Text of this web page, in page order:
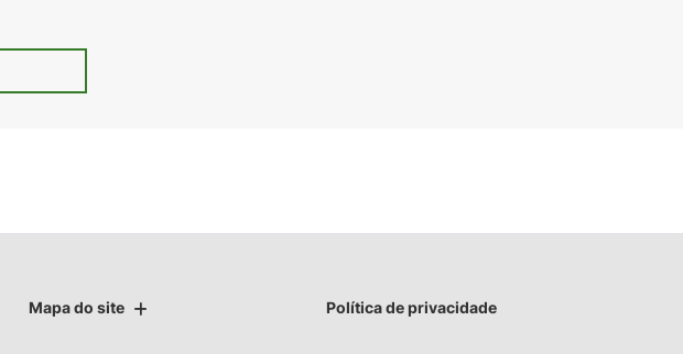
Mapa do site Política de privacidade